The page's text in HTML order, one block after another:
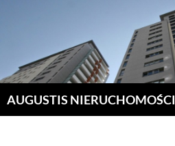
AUGUSTIS NIERUCHOMOŚCI